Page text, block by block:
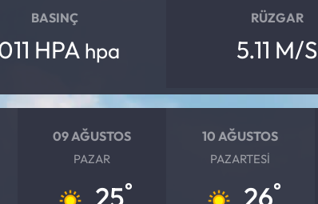
BASINÇ
HPA hpa
RÜZGAR
5.11 M/S
09 AĞUSTOS
PAZAR
°
10 AĞUSTOS
PAZARTESI
°